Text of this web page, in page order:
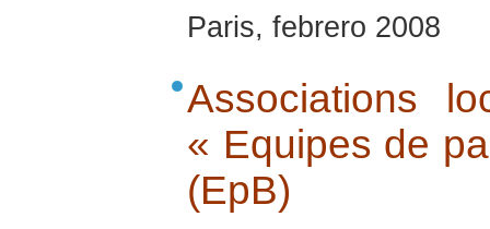
Paris, febrero 2008
Associations
« Equipes de
(EpB)